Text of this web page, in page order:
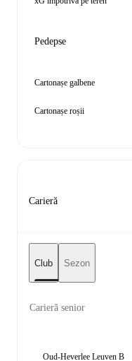
Pedepse
Cartonașe galbene
Cartonașe roșii
Carieră
Club Sezon
Carieră senior
Oud-Heverlee Leuven B